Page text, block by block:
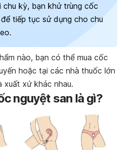
chu kỳ, bạn khử trùng cốc
tiếp tục sử dụng cho chu
nào, bạn có thể mua cốc
hoặc tại các nhà thuốc lớn
xuất xứ khác nhau.
nguyệt san là gì?